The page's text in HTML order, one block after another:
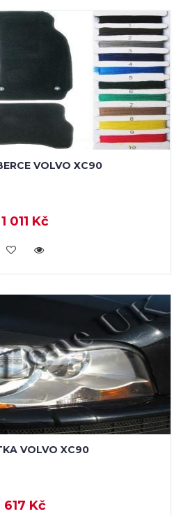
VOLVO XC90
1 011 Kč
KOUPIT
VOLVO XC90
617 Kč